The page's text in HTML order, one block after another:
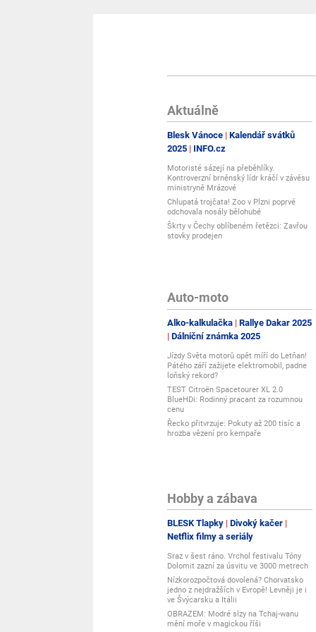
Aktuálně
Blesk Vánoce Kalendář svátků
2025
INFO.cz
Motoristé sázejí na přeběhlíky.
Kontroverzní brněnský lídr kráčí v závěsu
ministryně Mrázové
Chlupatá trojčata! Zoo v Plzni poprvé
odchovala nosály bělohubé
Škrty v Čechy oblíbeném řetězci: Zavřou
stovky prodejen
Auto-moto
Alko-kalkulačka Rallye Dakar 2025
Dálniční známka 2025
Jízdy Světa motorů opět míří do Letňan!
Pátého září zažijete elektromobil, padne
loňský rekord?
TEST Citroën Spacetourer XL 2.0
BlueHDi: Rodinný pracant za rozumnou
cenu
Řecko přitvrzuje: Pokuty až 200 tisíc a
hrozba vězení pro kempaře
Hobby a zábava
BLESK Tlapky Divoký kačer
Netflix filmy a seriály
Sraz v šest ráno. Vrchol festivalu Tóny
Dolomit zazní za úsvitu ve 3000 metrech
Nízkorozpočtová dovolená? Chorvatsko
jedno z nejdražších v Evropě! Levněji je i
ve Švýcarsku a Itálii
OBRAZEM: Modré slzy na Tchaj-wanu
mění moře v magickou říši